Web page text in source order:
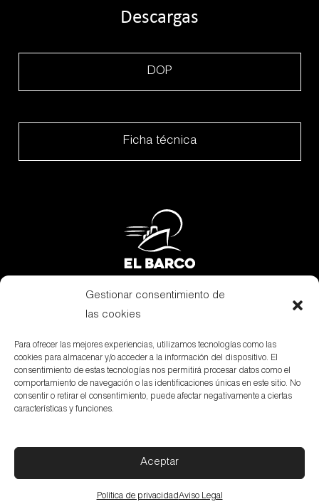
Gestionar consentimiento de
las cookies
Para ofrecer las mejores experiencias, utilizamos tecnologías como las
cookies para almacenar y/o acceder a la información del dispositivo. El
consentimiento de estas tecnologías nos permitirá procesar datos como el
comportamiento de navegación o las identificaciones únicas en este sitio. No
consentir o retirar el consentimiento, puede afectar negativamente a ciertas
características y funciones.
Aceptar
Política de privacidadAviso Legal
Descargas
DOP
Ficha técnica
Subvenciones
Aviso Legal
Política de privacidad
(Castellón) SPAIN